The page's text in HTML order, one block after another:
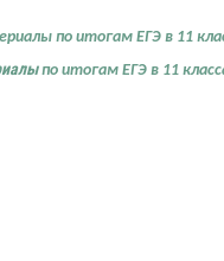
по итогам ЕГЭ в 11
по итогам ЕГЭ в 11